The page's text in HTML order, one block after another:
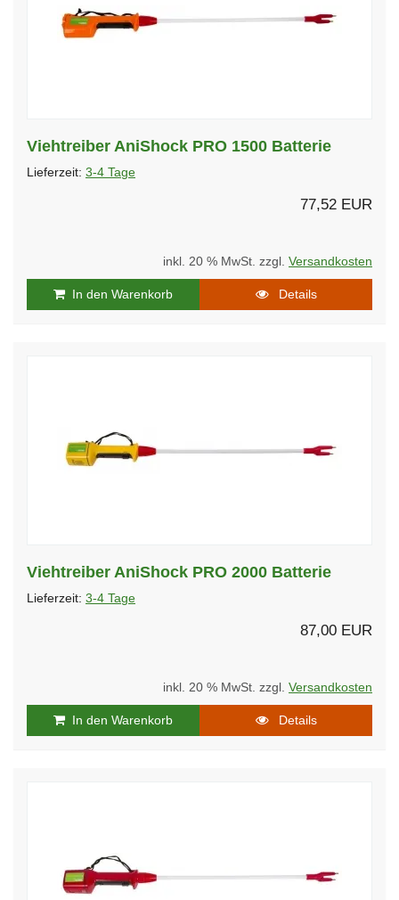
Viehtreiber AniShock PRO 1500 Batterie
Lieferzeit: 3-4 Tage
77,52 EUR
inkl. 20 % MwSt. zzgl. Versandkosten
In den Warenkorb Details
Viehtreiber AniShock PRO 2000 Batterie
Lieferzeit: 3-4 Tage
87,00 EUR
inkl. 20 % MwSt. zzgl. Versandkosten
In den Warenkorb Details